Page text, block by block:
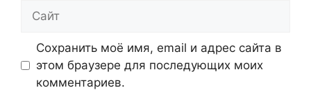
Сохранить моё имя, email и адрес сайта в
этом браузере для последующих моих
комментариев.